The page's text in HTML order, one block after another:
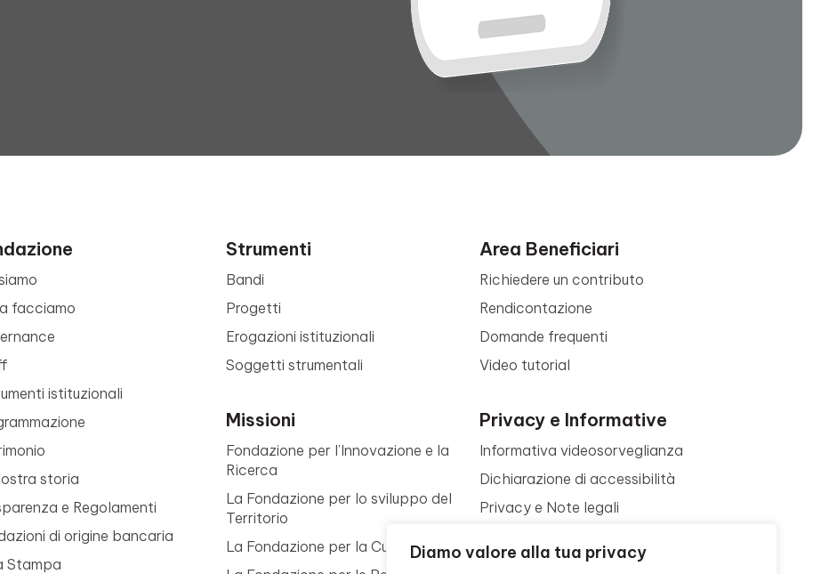
Diamo valore alla tua privacy
facciamo
istituzionali
storia
e Regolamenti
di origine bancaria
Stampa
Strumenti
Bandi
Progetti
Erogazioni istituzionali
Soggetti strumentali
Missioni
Fondazione per l’Innovazione e la
Ricerca
La Fondazione per lo sviluppo del
Territorio
La Fondazione per la Cultura
Area Beneficiari
Richiedere un contributo
Rendicontazione
Domande frequenti
Video tutorial
Privacy e Informative
Informativa videosorveglianza
Dichiarazione di accessibilità
Privacy e Note legali